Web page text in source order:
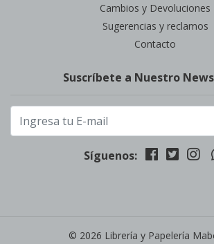
Cambios y Devoluciones
Sugerencias y reclamos
Contacto
Suscríbete a Nuestro
Síguenos:
© 2026 Librería y Papelería